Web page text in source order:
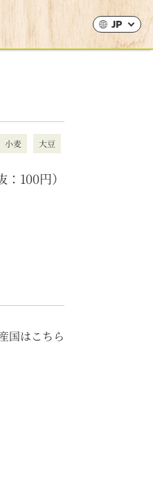
JP
小麦 大豆
： 100円）
国はこちら